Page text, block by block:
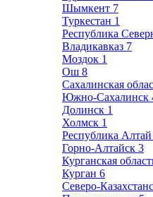
Шымкент 7
Туркестан 1
Республика
Владикавказ 7
Моздок 1
Ош 8
Сахалинская
Южно-Сахалинск
Долинск 1
Холмск 1
Республика Алтай
Горно-Алтайск 3
Курганская
Курган 6
Северо-